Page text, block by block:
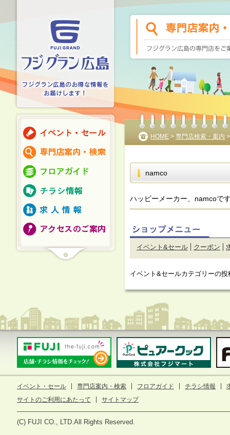
HOME > 専門店検索・案内
namco
ハッピーメーカー、namcoで
イベント&セール クーポン
イベント&セールカテゴリーの
イベント・セール 専門店案内・検索 フロアガイド チラシ情報
サイトのご利用にあたって
サイトマップ
(C) FUJI CO., LTD.All Rights Reserved.